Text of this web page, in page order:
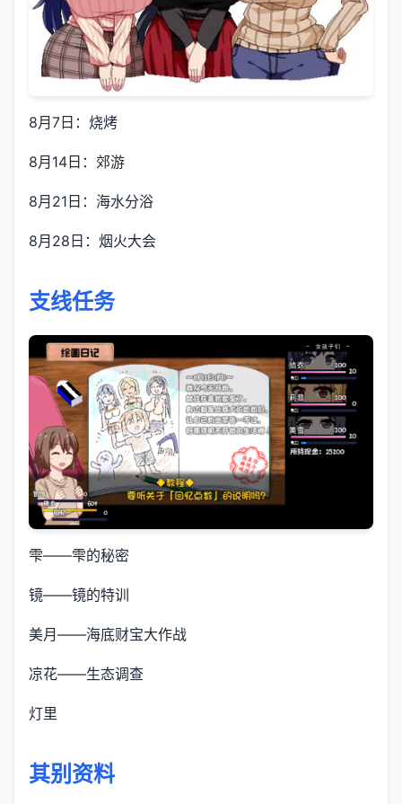
8月7日：烧烤
8月14日：郊游
8月21日：海水分浴
8月28日：烟火大会
支线任务
雫——雫的秘密
镜——镜的特训
美月——海底财宝大作战
凉花——生态调查
灯里
其别资料